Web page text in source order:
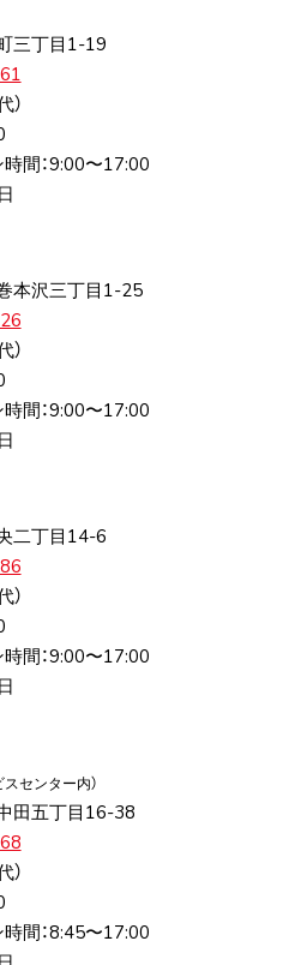
三丁⽬1-19
）
間：9:00〜17:00
本沢三丁⽬1-25
）
間：9:00〜17:00
⼆丁⽬14-6
）
間：9:00〜17:00
センター内）
⽥五丁⽬16-38
）
間：8:45〜17:00